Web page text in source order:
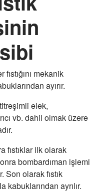
fıstığını mekanik
ayırır.
elek,
vb. dahil olmak üzere
fıstıklar ilk olarak
bombardıman işlemi
Son olarak fıstık
kabuklarından ayrılır.